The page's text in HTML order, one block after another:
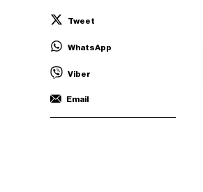
Tweet
WhatsApp
Viber
Email